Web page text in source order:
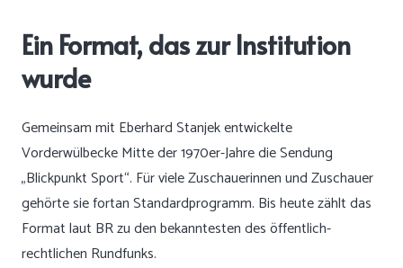
Ein Format, das zur Institution
wurde
Gemeinsam mit Eberhard Stanjek entwickelte
Vorderwülbecke Mitte der 1970er-Jahre die Sendung
„Blickpunkt Sport“. Für viele Zuschauerinnen und Zuschauer
gehörte sie fortan Standardprogramm. Bis heute zählt das
Format laut BR zu den bekanntesten des öffentlich-
rechtlichen Rundfunks.